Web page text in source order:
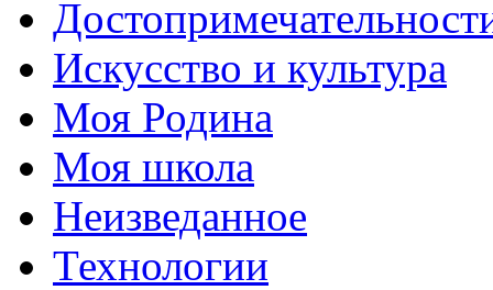
Искусство и культура
Моя Родина
Моя школа
Неизведанное
Технологии